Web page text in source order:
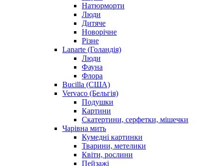
Натюрморти
Люди
Дитяче
Новорічне
Різне
Lanarte (Голандія)
Люди
Фауна
Флора
Bucilla (США)
Vervaco (Бельгія)
Подушки
Картини
Скатертини, серфетки, мішечки
Чарiвна мить
Кумедні картинки
Тварини, метелики
Квіти, рослини
Пейзажі